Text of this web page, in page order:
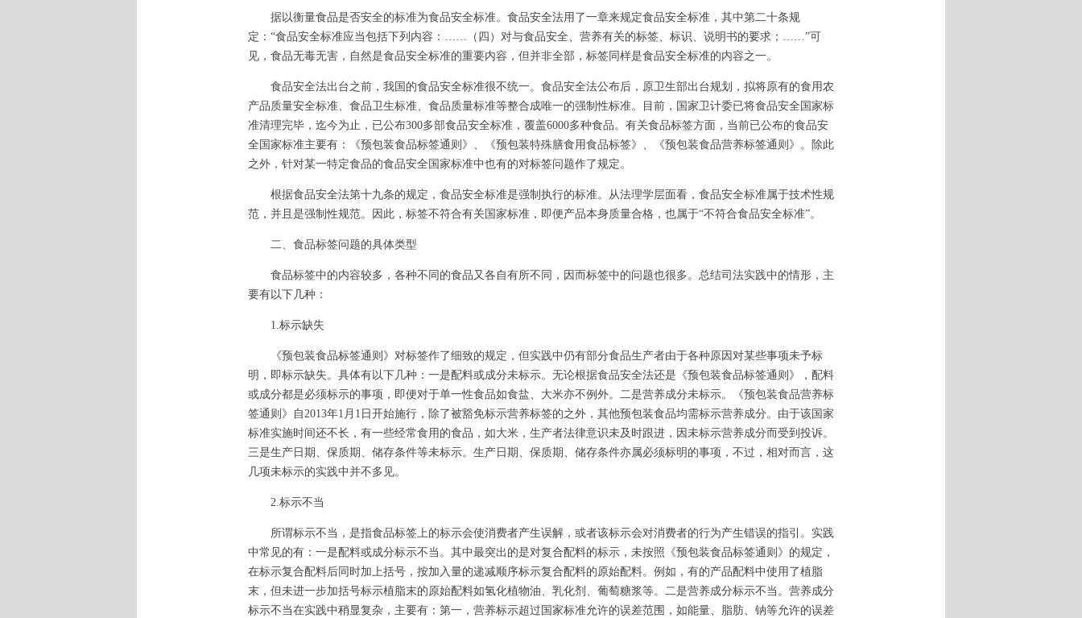
据以衡量食品是否安全的标准为食品安全标准。食品安全法用了一章来规定食品安全标准，其中第二十条规
定：“食品安全标准应当包括下列内容：……（四）对与食品安全、营养有关的标签、标识、说明书的要求；……”可
见，食品无毒无害，自然是食品安全标准的重要内容，但并非全部，标签同样是食品安全标准的内容之一。
食品安全法出台之前，我国的食品安全标准很不统一。食品安全法公布后，原卫生部出台规划，拟将原有的食用农
产品质量安全标准、食品卫生标准、食品质量标准等整合成唯一的强制性标准。目前，国家卫计委已将食品安全国家标
准清理完毕，迄今为止，已公布300多部食品安全标准，覆盖6000多种食品。有关食品标签方面，当前已公布的食品安
全国家标准主要有：《预包装食品标签通则》、《预包装特殊膳食用食品标签》、《预包装食品营养标签通则》。除此
之外，针对某一特定食品的食品安全国家标准中也有的对标签问题作了规定。
根据食品安全法第十九条的规定，食品安全标准是强制执行的标准。从法理学层面看，食品安全标准属于技术性规
范，并且是强制性规范。因此，标签不符合有关国家标准，即便产品本身质量合格，也属于“不符合食品安全标准”。
二、食品标签问题的具体类型
食品标签中的内容较多，各种不同的食品又各自有所不同，因而标签中的问题也很多。总结司法实践中的情形，主
要有以下几种：
1.标示缺失
《预包装食品标签通则》对标签作了细致的规定，但实践中仍有部分食品生产者由于各种原因对某些事项未予标
明，即标示缺失。具体有以下几种：一是配料或成分未标示。无论根据食品安全法还是《预包装食品标签通则》，配料
或成分都是必须标示的事项，即便对于单一性食品如食盐、大米亦不例外。二是营养成分未标示。《预包装食品营养标
签通则》自2013年1月1日开始施行，除了被豁免标示营养标签的之外，其他预包装食品均需标示营养成分。由于该国家
标准实施时间还不长，有一些经常食用的食品，如大米，生产者法律意识未及时跟进，因未标示营养成分而受到投诉。
三是生产日期、保质期、储存条件等未标示。生产日期、保质期、储存条件亦属必须标明的事项，不过，相对而言，这
几项未标示的实践中并不多见。
2.标示不当
所谓标示不当，是指食品标签上的标示会使消费者产生误解，或者该标示会对消费者的行为产生错误的指引。实践
中常见的有：一是配料或成分标示不当。其中最突出的是对复合配料的标示，未按照《预包装食品标签通则》的规定，
在标示复合配料后同时加上括号，按加入量的递减顺序标示复合配料的原始配料。例如，有的产品配料中使用了植脂
末，但未进一步加括号标示植脂末的原始配料如氢化植物油、乳化剂、葡萄糖浆等。二是营养成分标示不当。营养成分
标示不当在实践中稍显复杂，主要有：第一，营养标示超过国家标准允许的误差范围，如能量、脂肪、钠等允许的误差